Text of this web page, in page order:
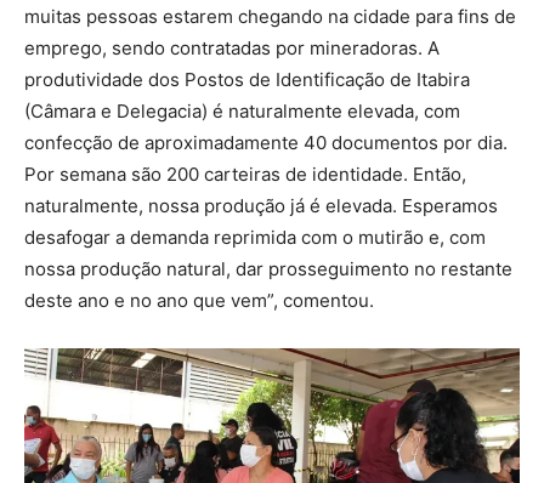
muitas pessoas estarem chegando na cidade para fins de
emprego, sendo contratadas por mineradoras. A
produtividade dos Postos de Identificação de Itabira
(Câmara e Delegacia) é naturalmente elevada, com
confecção de aproximadamente 40 documentos por dia.
Por semana são 200 carteiras de identidade. Então,
naturalmente, nossa produção já é elevada. Esperamos
desafogar a demanda reprimida com o mutirão e, com
nossa produção natural, dar prosseguimento no restante
deste ano e no ano que vem”, comentou.